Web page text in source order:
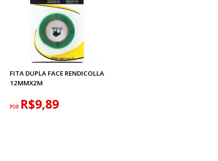
FITA DUPLA FACE RENDICOLLA
12MMX2M
POR R$9,89